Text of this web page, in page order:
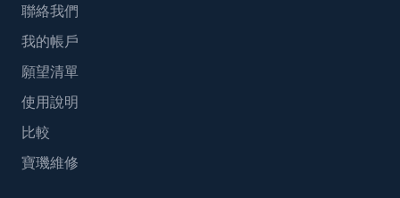
聯絡我們
我的帳戶
願望清單
使用說明
比較
寶璣維修